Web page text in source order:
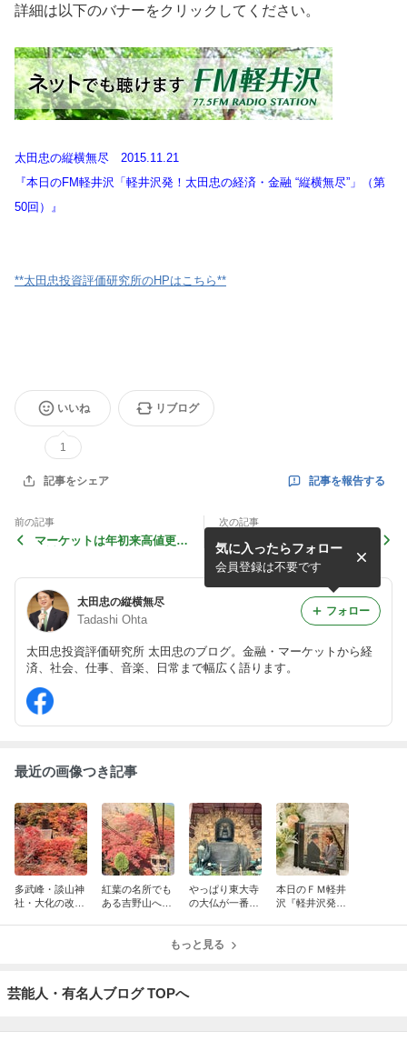
詳細は以下のバナーをクリックしてください。
太田忠の縦横無尽 2015.11.21
『本日のFM軽井沢「軽井沢発！太田忠の経済・金融 “縦横無尽”」（第
50回）』
**太田忠投資評価研究所のHPはこちら**
いいね
1
リブログ
記事をシェア 記事を報告する
前の記事
マーケットは年初来高値更新
次の記事
本日のＦＭ軽井沢『軽井沢
発！太田忠の経済・金融 “縦
横無尽”』 （第49回）
太田忠の縦横無尽
Tadashi Ohta
太田忠投資評価研究所 太田忠のブログ。金融・マーケットから経
済、社会、仕事、音楽、日常まで幅広く語ります。
気に入ったらフォロー
会員登録は不要です
フォロー
最近の画像つき記事
多武峰・談山神
社・大化の改新
紅葉の名所でも
ある吉野山へ行
やっぱり東大寺
の大仏が一番！
3
本日のＦＭ軽井
沢『軽井沢発！
もっと見る
芸能人・有名人ブログ TOPへ